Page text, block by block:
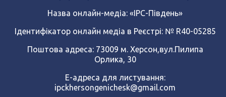
Назва онлайн-медіа: «ІРС-Південь»
Ідентифікатор онлайн медіа в Реєстрі: № R40-05285
Поштова адреса: 73009 м. Херсон,вул.Пилипа
Орлика, 30
Е-адреса для листування:
ipckhersongenichesk@gmail.com